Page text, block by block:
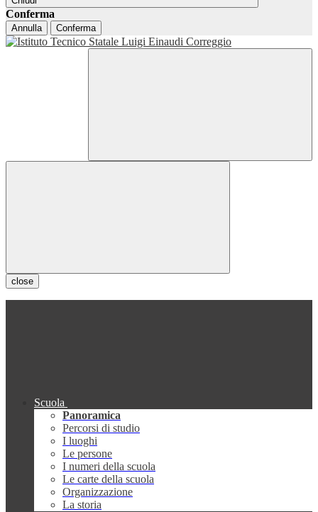
Conferma
Annulla Conferma
close
Scuola
Panoramica
Percorsi di studio
I luoghi
Le persone
I numeri della scuola
Le carte della scuola
Organizzazione
La storia